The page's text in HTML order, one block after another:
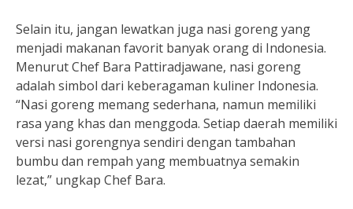
Selain itu, jangan lewatkan juga nasi goreng yang
menjadi makanan favorit banyak orang di Indonesia.
Menurut Chef Bara Pattiradjawane, nasi goreng
adalah simbol dari keberagaman kuliner Indonesia.
“Nasi goreng memang sederhana, namun memiliki
rasa yang khas dan menggoda. Setiap daerah memiliki
versi nasi gorengnya sendiri dengan tambahan
bumbu dan rempah yang membuatnya semakin
lezat,” ungkap Chef Bara.